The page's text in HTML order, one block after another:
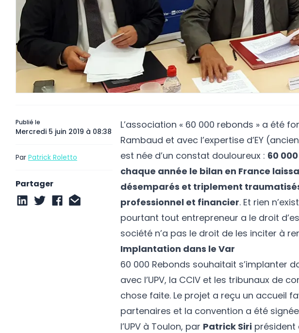
Publié le
Mercredi 5 juin 2019 à 08:38
Par Patrick Roletto
Partager
L’association « 60 000 rebonds » a été
Rambaud et avec l’expertise d’EY
est née d’un constat douloureux : 60
chaque année le bilan en France
désemparés et triplement
professionnel et financier. Et rien
pourtant tout entrepreneur a le droit
société n’a pas le droit de les inciter à
Implantation dans le Var
60 000 Rebonds souhaitait s’implanter
avec l’UPV, la CCIV et les tribunaux de
chose faite. Le projet a reçu un accueil
partenaires et la convention a été
l’UPV à Toulon, par Patrick Siri président